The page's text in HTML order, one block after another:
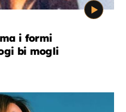
i formi
bi mogli